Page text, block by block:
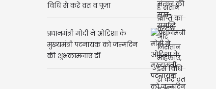
विधि से करें व्रत व पूजा
प्रधानमंत्री मोदी ने ओडिशा के
मुख्यमंत्री पटनायक को जन्मदिन
की शुभकामनाएं दीं